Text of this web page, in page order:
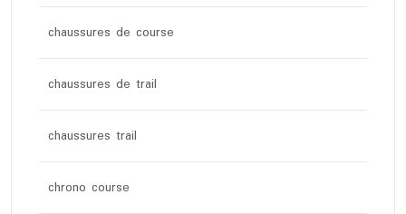
chaussures de course
chaussures de trail
chaussures trail
chrono course